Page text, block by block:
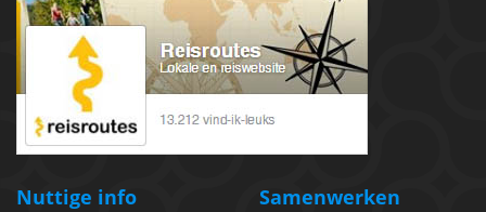
Nuttige info Samenwerken